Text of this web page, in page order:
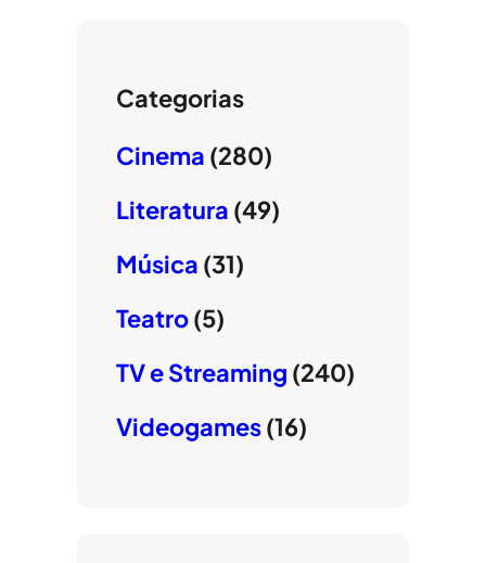
Categorias
Cinema (280)
Literatura (49)
Música (31)
Teatro(5)
TV e Streaming (240)
Videogames(16)